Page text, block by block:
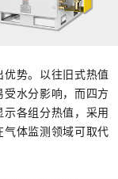
势。以往旧式热值
水分影响，而四方
各组分热值，采用
体监测领域可取代